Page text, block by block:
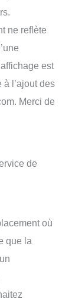
ne reflète
est
à l’ajout des
Merci de
de
où
que la